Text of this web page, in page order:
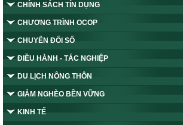
CHÍNH SÁCH TÍN DỤNG
CHƯƠNG TRÌNH OCOP
CHUYỂN ĐỔI SỐ
ĐIỀU HÀNH - TÁC NGHIỆP
DU LỊCH NÔNG THÔN
GIẢM NGHÈO BỀN VỮNG
KINH TẾ